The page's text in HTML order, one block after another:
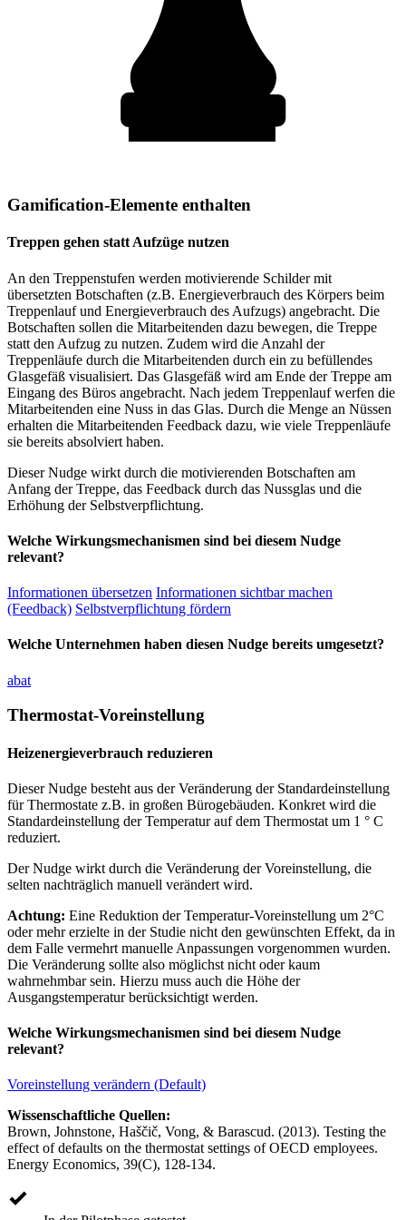
Gamification-Elemente enthalten
Treppen gehen statt Aufzüge nutzen
An den Treppenstufen werden motivierende Schilder mit
übersetzten Botschaften (z.B. Energieverbrauch des Körpers beim
Treppenlauf und Energieverbrauch des Aufzugs) angebracht. Die
Botschaften sollen die Mitarbeitenden dazu bewegen, die Treppe
statt den Aufzug zu nutzen. Zudem wird die Anzahl der
Treppenläufe durch die Mitarbeitenden durch ein zu befüllendes
Glasgefäß visualisiert. Das Glasgefäß wird am Ende der Treppe am
Eingang des Büros angebracht. Nach jedem Treppenlauf werfen die
Mitarbeitenden eine Nuss in das Glas. Durch die Menge an Nüssen
erhalten die Mitarbeitenden Feedback dazu, wie viele Treppenläufe
sie bereits absolviert haben.
Dieser Nudge wirkt durch die motivierenden Botschaften am
Anfang der Treppe, das Feedback durch das Nussglas und die
Erhöhung der Selbstverpflichtung.
Welche Wirkungsmechanismen sind bei diesem Nudge
relevant?
Informationen übersetzen Informationen sichtbar machen
(Feedback) Selbstverpflichtung fördern
Welche Unternehmen haben diesen Nudge bereits umgesetzt?
abat
Thermostat-Voreinstellung
Heizenergieverbrauch reduzieren
Dieser Nudge besteht aus der Veränderung der Standardeinstellung
für Thermostate z.B. in großen Bürogebäuden. Konkret wird die
Standardeinstellung der Temperatur auf dem Thermostat um 1 ° C
reduziert.
Der Nudge wirkt durch die Veränderung der Voreinstellung, die
selten nachträglich manuell verändert wird.
Achtung: Eine Reduktion der Temperatur-Voreinstellung um 2°C
oder mehr erzielte in der Studie nicht den gewünschten Effekt, da in
dem Falle vermehrt manuelle Anpassungen vorgenommen wurden.
Die Veränderung sollte also möglichst nicht oder kaum
wahrnehmbar sein. Hierzu muss auch die Höhe der
Ausgangstemperatur berücksichtigt werden.
Welche Wirkungsmechanismen sind bei diesem Nudge
relevant?
Voreinstellung verändern (Default)
Wissenschaftliche Quellen:
Brown, Johnstone, Haščič, Vong, & Barascud. (2013). Testing the
effect of defaults on the thermostat settings of OECD employees.
Energy Economics, 39(C), 128-134.